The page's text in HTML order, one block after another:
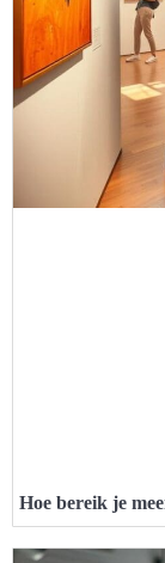
Hoe bereik je